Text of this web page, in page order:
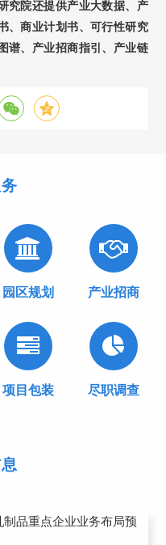
究院还提供产业大数据、产
、商业计划书、可行性研究
谱、产业招商指引、产业链
园区规划 产业招商
项目包装 尽职调查
制品重点企业业务布局预